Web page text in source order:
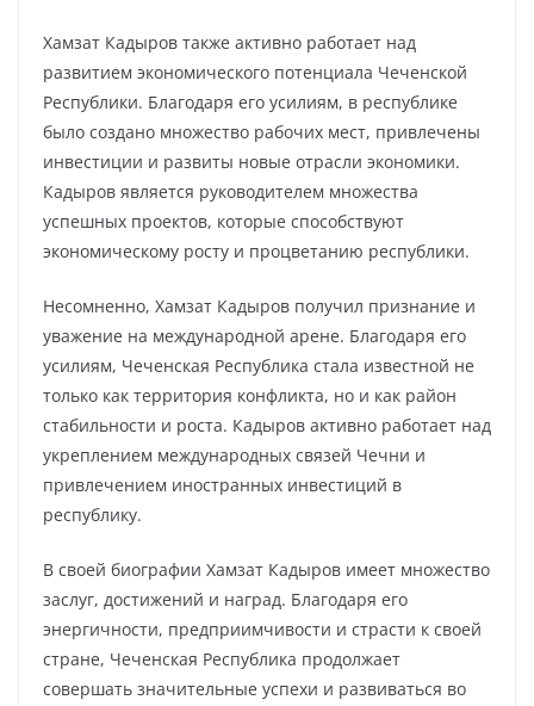
Хамзат Кадыров также активно работает над
развитием экономического потенциала Чеченской
Республики. Благодаря его усилиям, в республике
было создано множество рабочих мест, привлечены
инвестиции и развиты новые отрасли экономики.
Кадыров является руководителем множества
успешных проектов, которые способствуют
экономическому росту и процветанию республики.
Несомненно, Хамзат Кадыров получил признание и
уважение на международной арене. Благодаря его
усилиям, Чеченская Республика стала известной не
только как территория конфликта, но и как район
стабильности и роста. Кадыров активно работает над
укреплением международных связей Чечни и
привлечением иностранных инвестиций в
республику.
В своей биографии Хамзат Кадыров имеет множество
заслуг, достижений и наград. Благодаря его
энергичности, предприимчивости и страсти к своей
стране, Чеченская Республика продолжает
совершать значительные успехи и развиваться во